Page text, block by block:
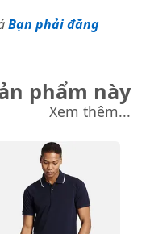
Bạn phải đăng
phẩm này
Xem thêm...